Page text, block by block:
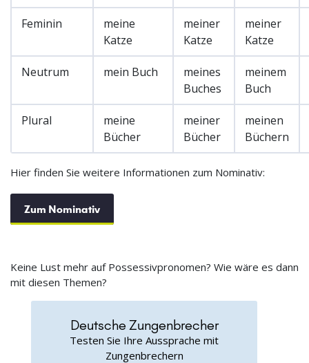
Feminin
meine
Katze
meiner
Katze
meiner
Katze
Neutrum mein Buch
meines
Buches
meinem
Buch
Plural
meine
Bücher
meiner
Bücher
meinen
Büchern
Hier finden Sie weitere Informationen zum Nominativ:
Zum Nominativ
Keine Lust mehr auf Possessivpronomen? Wie wäre es dann
mit diesen Themen?
Deutsche Zungenbrecher
Testen Sie Ihre Aussprache mit
Zungenbrechern